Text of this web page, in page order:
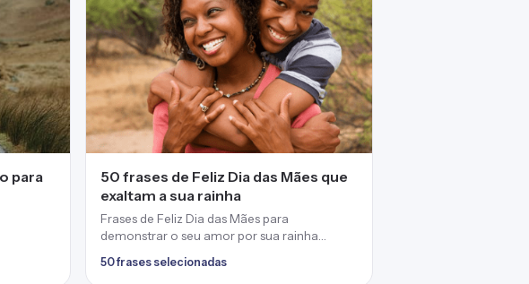
para
50 frases de Feliz Dia das Mães que
exaltam a sua rainha
Frases de Feliz Dia das Mães para
demonstrar o seu amor por sua rainha
50 frases selecionadas